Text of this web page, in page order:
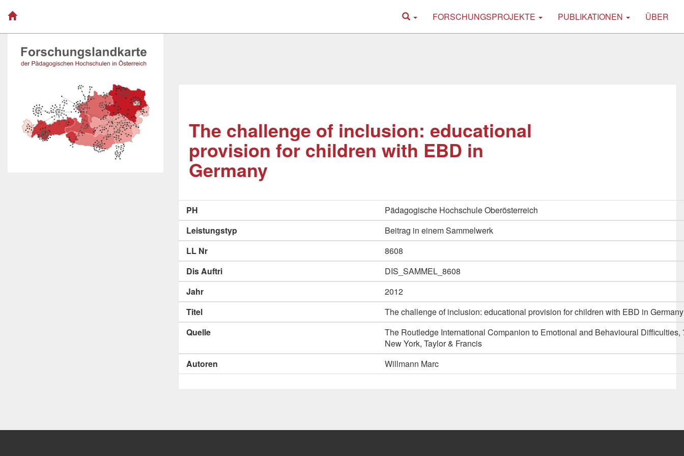
FORSCHUNGSPROJEKTE PUBLIKATIONEN ÜBER
The challenge of inclusion: educational
provision for children with EBD in
Germany
PH
Pädagogische Hochschule Oberösterreich
Leistungstyp
Beitrag in einem Sammelwerk
LL Nr
8608
Dis Auftri
DIS_SAMMEL_8608
Jahr
2012
Titel
The challenge of inclusion: educational provision for children with EBD in Germany
Quelle
The Routledge International Companion to Emotional and Behavioural Difficulties,
New York, Taylor & Francis
Autoren
Willmann Marc